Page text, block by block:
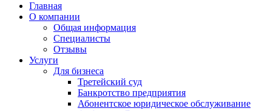
Главная
О компании
Общая информация
Специалисты
Отзывы
Услуги
Для бизнеса
Третейский суд
Банкротство предприятия
Абонентское юридическое обслуживание